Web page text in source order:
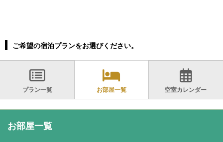
ご希望の宿泊プランをお選びください。
プラン一覧 お部屋一覧 空室カレンダー
お部屋一覧